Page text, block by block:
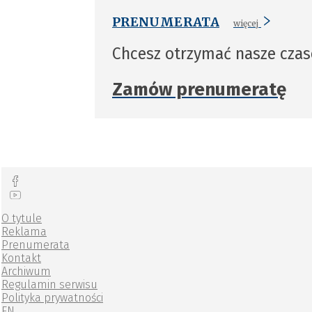
PRENUMERATA więcej
Chcesz otrzymać nasze
Zamów prenumeratę
O tytule
Reklama
Prenumerata
Kontakt
Archiwum
Regulamin serwisu
Polityka prywatności